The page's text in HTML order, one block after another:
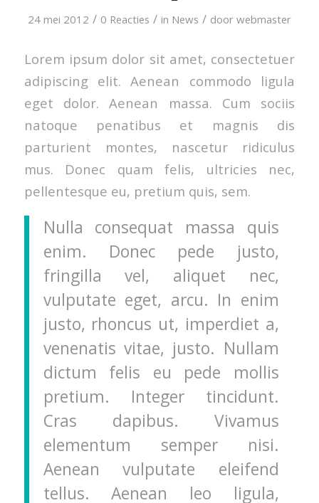
24 mei 2012 / 0 Reacties / in News / door webmaster
Lorem ipsum dolor sit amet, consectetuer
adipiscing elit. Aenean commodo ligula
eget dolor. Aenean massa. Cum sociis
natoque penatibus et magnis dis
parturient montes, nascetur ridiculus
mus. Donec quam felis, ultricies nec,
pellentesque eu, pretium quis, sem.
Nulla consequat massa quis
enim. Donec pede justo,
fringilla vel, aliquet nec,
vulputate eget, arcu. In enim
justo, rhoncus ut, imperdiet a,
venenatis vitae, justo. Nullam
dictum felis eu pede mollis
pretium. Integer tincidunt.
Cras dapibus. Vivamus
elementum semper nisi.
Aenean vulputate eleifend
tellus. Aenean leo ligula,